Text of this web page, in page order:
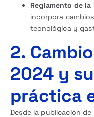
Reglamento de la
incorpora
tecnológica y
2.
2024 y
práctica
Desde la publicación de